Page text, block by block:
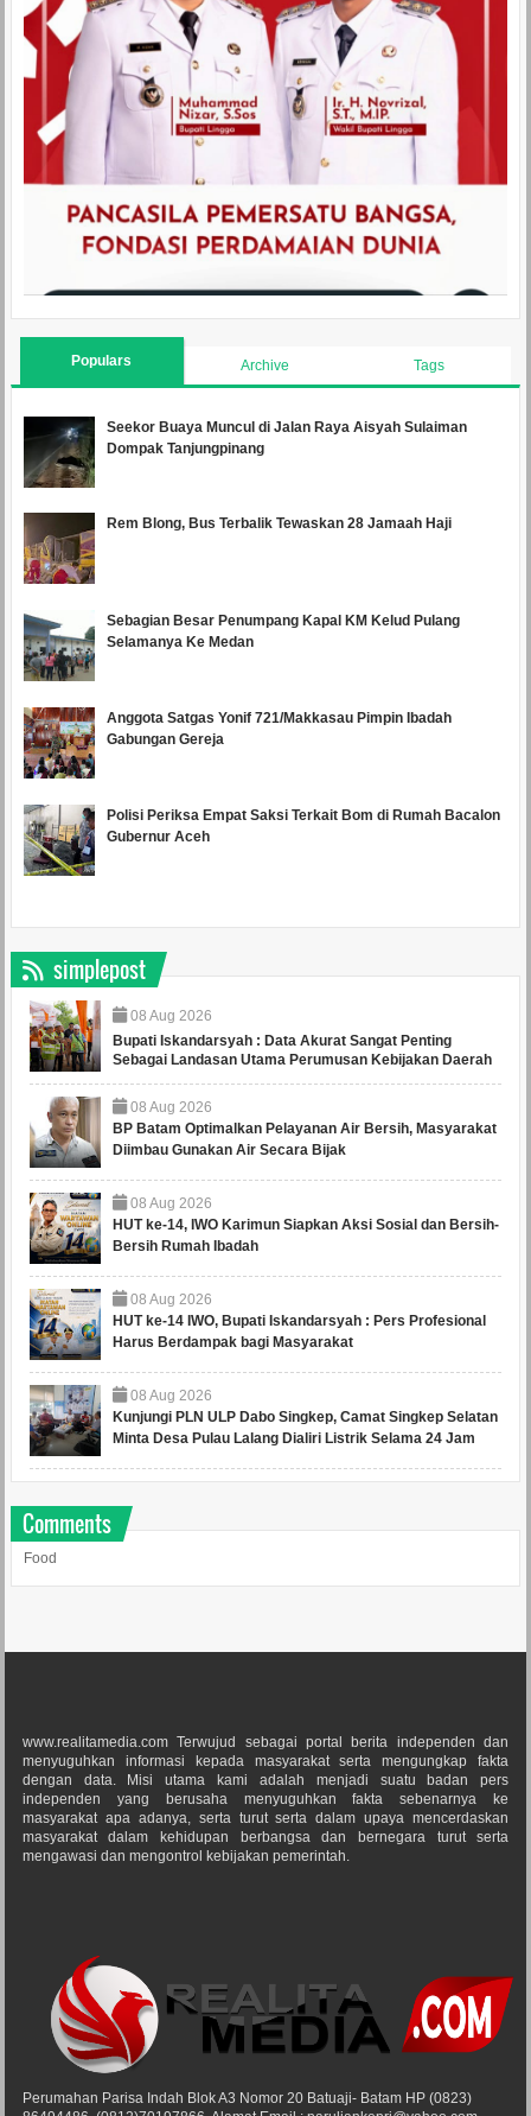
Populars Archive Tags
Seekor Buaya Muncul di Jalan Raya Aisyah Sulaiman
Dompak Tanjungpinang
Rem Blong, Bus Terbalik Tewaskan 28 Jamaah Haji
Sebagian Besar Penumpang Kapal KM Kelud Pulang
Selamanya Ke Medan
Anggota Satgas Yonif 721/Makkasau Pimpin Ibadah
Gabungan Gereja
Polisi Periksa Empat Saksi Terkait Bom di Rumah Bacalon
Gubernur Aceh
simplepost
08 Aug 2026
Bupati Iskandarsyah : Data Akurat Sangat Penting
Sebagai Landasan Utama Perumusan Kebijakan Daerah
08 Aug 2026
BP Batam Optimalkan Pelayanan Air Bersih, Masyarakat
Diimbau Gunakan Air Secara Bijak
08 Aug 2026
HUT ke-14, IWO Karimun Siapkan Aksi Sosial dan Bersih-
Bersih Rumah Ibadah
08 Aug 2026
HUT ke-14 IWO, Bupati Iskandarsyah : Pers Profesional
Harus Berdampak bagi Masyarakat
08 Aug 2026
Kunjungi PLN ULP Dabo Singkep, Camat Singkep Selatan
Minta Desa Pulau Lalang Dialiri Listrik Selama 24 Jam
Comments
Food
www.realitamedia.com Terwujud sebagai portal berita independen dan
menyuguhkan informasi kepada masyarakat serta mengungkap fakta
dengan data. Misi utama kami adalah menjadi suatu badan pers
independen yang berusaha menyuguhkan fakta sebenarnya ke
masyarakat apa adanya, serta turut serta dalam upaya mencerdaskan
masyarakat dalam kehidupan berbangsa dan bernegara turut serta
mengawasi dan mengontrol kebijakan pemerintah.
Perumahan Parisa Indah Blok A3 Nomor 20 Batuaji- Batam HP (0823)